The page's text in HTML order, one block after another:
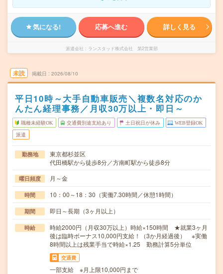
気になる! 応募へ進む 詳しく見る
派遣会社 ランスタッド株式会社 第2営業部
未読 掲載日 2026/08/10
平日10時～大手自動車販売＼複数名対応のか
んたん経理事務／月収30万以上・即日～
職種未経験OK 交通費別途支給あり 土日祝日が休み WEB登録OK
派遣
勤務地
東京都杉並区
代田橋駅から徒歩8分／方南町駅から徒歩8分
曜日頻度 月～金
時間 10：00～18：30（実働7.30時間／休憩1時間）
期間 即日～長期（3ヶ月以上）
時給
時給2000円（月収30万以上）時給×150時間 ★就業3ヶ月
後は臨時ボーナス10,000円支給！（3か月経過後） ※実働
8時間以上は残業手当で時給×1.25 勤務計算5分単位
交通費
一部支給 ※月上限10,000円まで